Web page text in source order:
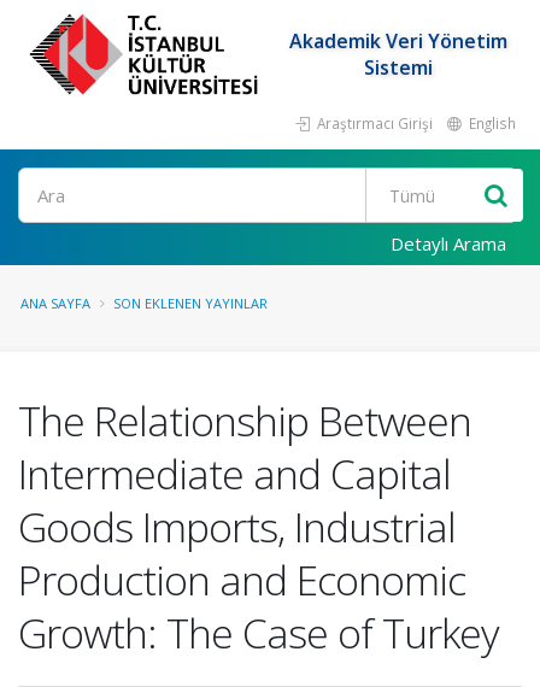
Akademik Veri Yönetim
Sistemi
Araştırmacı Girişi English
Ara
Detaylı Arama
ANA SAYFA SON EKLENEN YAYINLAR
The Relationship Between
Intermediate and Capital
Goods Imports, Industrial
Production and Economic
Growth: The Case of Turkey